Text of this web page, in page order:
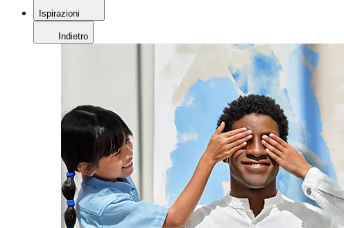
Ispirazioni
Indietro